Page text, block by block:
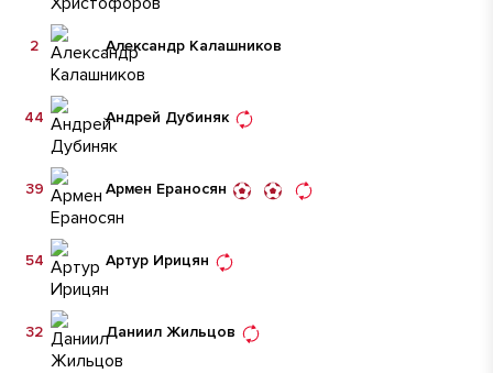
Александр Калашников
2
Андрей Дубиняк
44
Армен Ераносян
39
Артур Ирицян
54
Даниил Жильцов
32